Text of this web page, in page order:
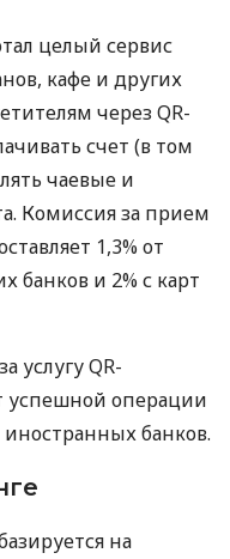
целый сервис
кафе и других
через QR-
счет (в том
чаевые и
Комиссия за прием
1,3% от
банков и 2% с карт
услугу QR-
успешной операции
иностранных банков.
на